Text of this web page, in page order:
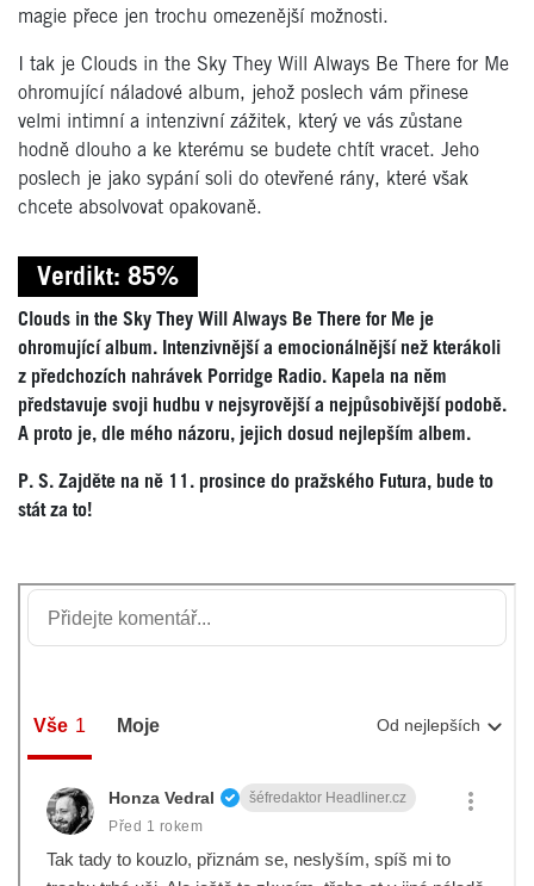
magie přece jen trochu omezenější možnosti.
I tak je Clouds in the Sky They Will Always Be There for Me
ohromující náladové album, jehož poslech vám přinese
velmi intimní a intenzivní zážitek, který ve vás zůstane
hodně dlouho a ke kterému se budete chtít vracet. Jeho
poslech je jako sypání soli do otevřené rány, které však
chcete absolvovat opakovaně.
Verdikt: 85%
Clouds in the Sky They Will Always Be There for Me je
ohromující album. Intenzivnější a emocionálnější než kterákoli
z předchozích nahrávek Porridge Radio. Kapela na něm
představuje svoji hudbu v nejsyrovější a nejpůsobivější podobě.
A proto je, dle mého názoru, jejich dosud nejlepším albem.
P. S. Zajděte na ně 11. prosince do pražského Futura, bude to
stát za to!